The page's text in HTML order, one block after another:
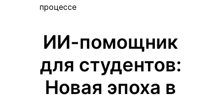
процессе
ИИ-помощник
для студентов:
Новая эпоха в